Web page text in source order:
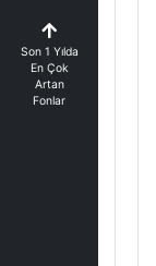
Son 1 Yılda
En Çok
Artan
Fonlar